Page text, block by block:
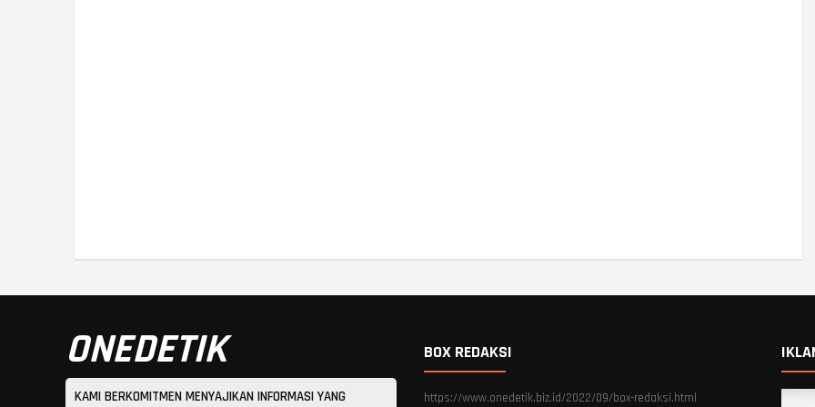
ONEDETIK
KAMI BERKOMITMEN MENYAJIKAN INFORMASI YANG
BOX REDAKSI
https://www.onedetik.biz.id/2022/09/box-redaksi.html